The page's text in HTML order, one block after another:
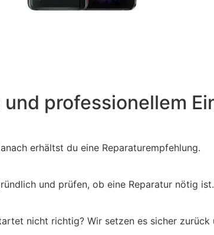
professionellem
erhältst du eine Reparaturempfehlung.
und prüfen, ob eine Reparatur nötig ist.
nicht richtig? Wir setzen es sicher zurück